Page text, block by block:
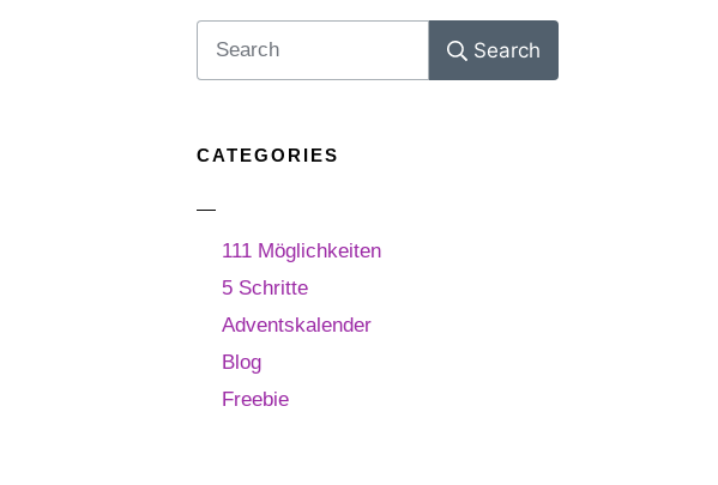
Search
CATEGORIES
111 Möglichkeiten
5 Schritte
Adventskalender
Blog
Freebie